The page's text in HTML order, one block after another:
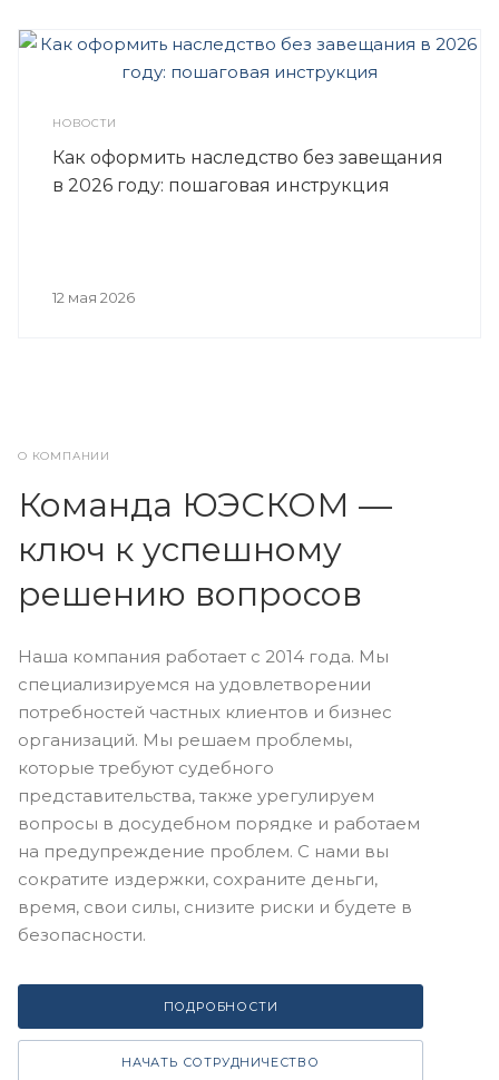
НОВОСТИ
Как оформить наследство без завещания
в 2026 году: пошаговая инструкция
12 мая 2026
О КОМПАНИИ
Команда ЮЭСКОМ —
ключ к успешному
решению вопросов
Наша компания работает с 2014 года. Мы
специализируемся на удовлетворении
потребностей частных клиентов и бизнес
организаций. Мы решаем проблемы,
которые требуют судебного
представительства, также урегулируем
вопросы в досудебном порядке и работаем
на предупреждение проблем. С нами вы
сократите издержки, сохраните деньги,
время, свои силы, снизите риски и будете в
безопасности.
ПОДРОБНОСТИ
НАЧАТЬ СОТРУДНИЧЕСТВО